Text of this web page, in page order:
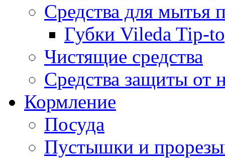
Средства для мытья
Губки Vileda Tip-
Чистящие средства
Средства защиты от
Кормление
Посуда
Пустышки и